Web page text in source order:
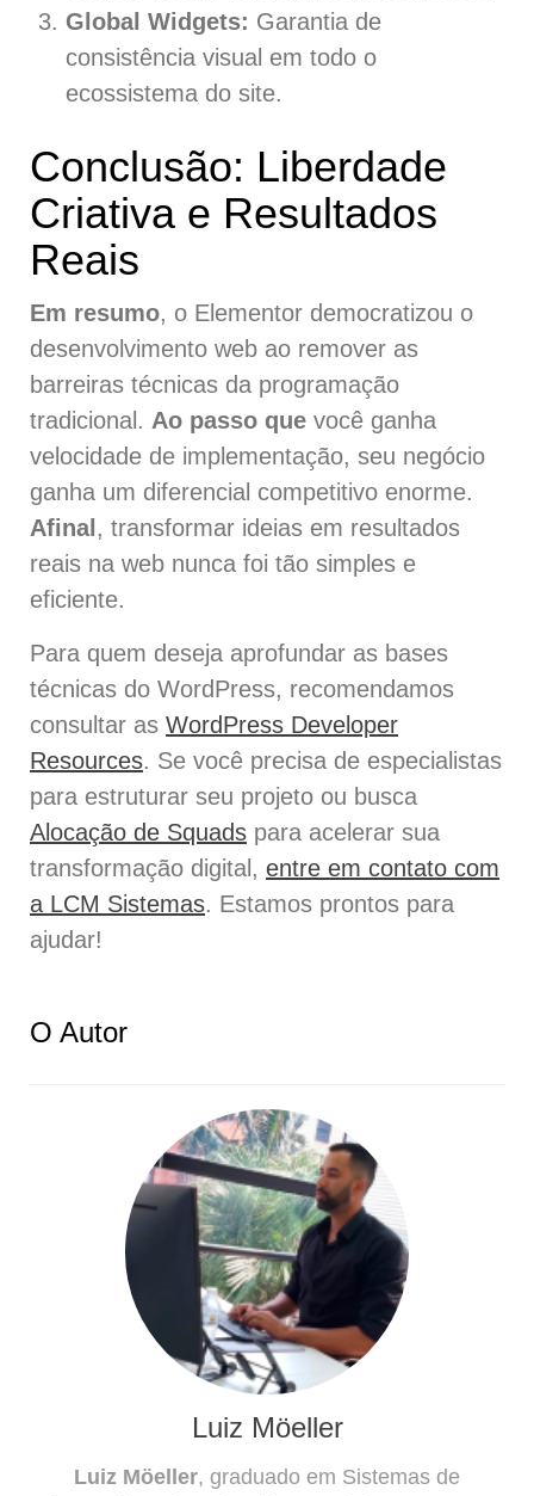
Global Widgets: Garantia de
consistência visual em todo o
ecossistema do site.
Conclusão: Liberdade
Criativa e Resultados
Reais
Em resumo, o Elementor democratizou o
desenvolvimento web ao remover as
barreiras técnicas da programação
tradicional. Ao passo que você ganha
velocidade de implementação, seu negócio
ganha um diferencial competitivo enorme.
Afinal , transformar ideias em resultados
reais na web nunca foi tão simples e
eficiente.
Para quem deseja aprofundar as bases
técnicas do WordPress, recomendamos
consultar as WordPress Developer
Resources. Se você precisa de especialistas
para estruturar seu projeto ou busca
Alocação de Squads para acelerar sua
transformação digital, entre em contato com
a LCM Sistemas. Estamos prontos para
ajudar!
O Autor
Luiz Möeller
Luiz Möeller, graduado em Sistemas de